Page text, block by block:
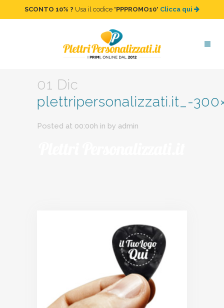
SCONTO 10% ? Usa il codice "PPPROMO10" Clicca qui
plettripersonalizzati.it_-300×34
01 Dic
plettripersonalizzati.it_-
Posted at 00:00h in by admin